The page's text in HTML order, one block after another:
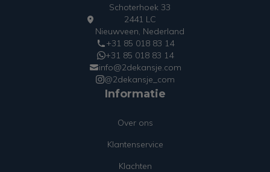
Schoterhoek 33
2441 LC
Nieuwveen, Nederland
+31 85 018 83 14
+31 85 018 83 14
info@2dekansje.com
@2dekansje_com
Informatie
Over ons
Klantenservice
Klachten